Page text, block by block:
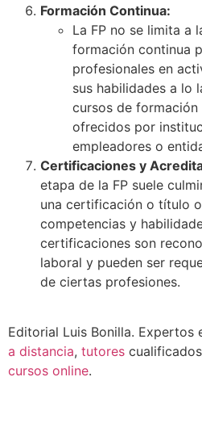
Formación Continua:
La FP no se limita a
formación continua
profesionales en
sus habilidades a lo
cursos de
ofrecidos por
empleadores o
Certificaciones y
etapa de la FP suele
una certificación o título
competencias y
certificaciones son
laboral y pueden ser
de ciertas profesiones.
Editorial Luis Bonilla. Expertos
a distancia, tutores
cursos online.